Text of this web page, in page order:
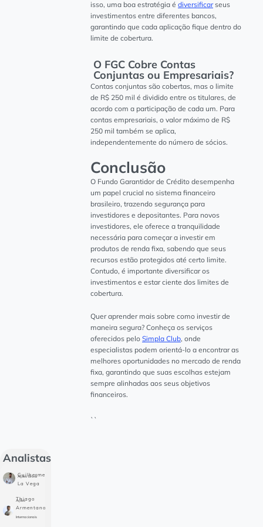
isso, uma boa estratégia é diversificarseus
investimentos entre diferentes bancos,
garantindo que cada aplicação fique dentro do
limite de cobertura.
O FGC Cobre Contas
Conjuntas ou Empresariais?
Contas conjuntas são cobertas, mas o limite
de R$ 250 mil é dividido entre os titulares, de
acordo com a participação de cada um. Para
contas empresariais, o valor máximo de R$
250 mil também se aplica,
independentemente do número de sócios.
Conclusão
O Fundo Garantidor de Crédito desempenha
um papel crucial no sistema financeiro
brasileiro, trazendo segurança para
investidores e depositantes. Para novos
investidores, ele oferece a tranquilidade
necessária para começar a investir em
produtos de renda fixa, sabendo que seus
recursos estão protegidos até certo limite.
Contudo, é importante diversificar os
investimentos e estar ciente dos limites de
cobertura.
Quer aprender mais sobre como investir de
maneira segura? Conheça os serviços
oferecidos pelo Simpla Club, onde
especialistas podem orientá-lo a encontrar as
melhores oportunidades no mercado de renda
fixa, garantindo que suas escolhas estejam
sempre alinhadas aos seus objetivos
financeiros.
``
Analistas
Guilherme
La Vega
Ações Brasil
Thiago
Armentano
Ações
Internacionais